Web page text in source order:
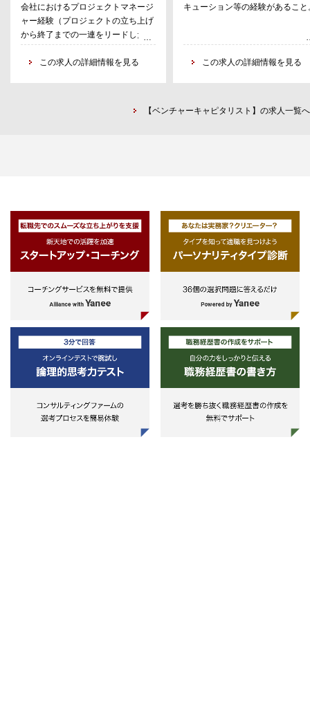
レータープログラム
-大学、高等専門学校を対象にし
た研究シーズの事業化に向けた伴走
-イノベーション・エコシステム
ント、育成
・個別のプログラム（オープンイノ
ベーション、研究シーズの事業化
等）に対する、スタートアップや地
域企業、大学研究者等への伴走支援
・ジュニアメンバー育成に向けた社
会社におけるプロジェクトマネージ
ャー経験（プロジェクトの立ち上げ
から終了までの一連をリードした経
験）
・スタートアップエコシステムや、
描き実現することに対するチャレン
この求人の詳細情報を見る
キューション等の経験があること
この求人の詳細情報を見る
【ベンチャーキャピタリスト】の求人一覧へ